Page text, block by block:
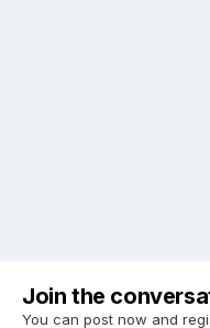
Join the
You can post now and